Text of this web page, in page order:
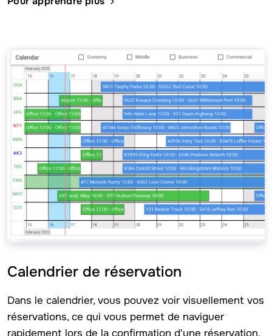
Calendrier de réservation
Dans le calendrier, vous pouvez voir visuellement vos
réservations, ce qui vous permet de naviguer
rapidement lors de la confirmation d'une réservation,